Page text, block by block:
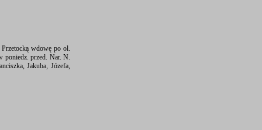
wdowę po ol.
poniedz. przed. Nar. N.
Jakuba, Józefa,